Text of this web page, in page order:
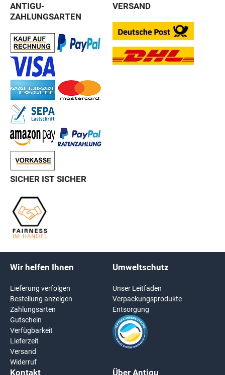
ANTIGU-
ZAHLUNGSARTEN
VERSAND
SICHER IST SICHER
Wir helfen Ihnen
Lieferung verfolgen
Bestellung anzeigen
Zahlungsarten
Gutschein
Verfügbarkeit
Lieferzeit
Versand
Widerruf
Umweltschutz
Unser Leitfaden
Verpackungsprodukte
Entsorgung
Kontakt Über Antigu